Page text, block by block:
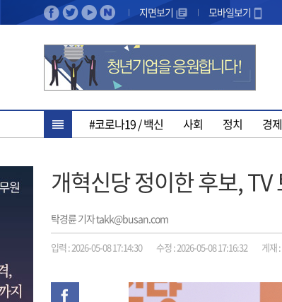
지면보기 모바일보기
#코로나19 / 백신 사회 정치 경
개혁신당 정이한 후보,
탁경륜 기자 takk@busan.com
입력 : 2026-05-08 17:14:30 수정 : 2026-05-08 17:16:32 게재